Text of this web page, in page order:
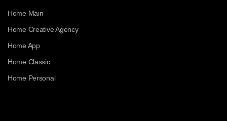
Home Main
Home Creative Agency
Home App
Home Classic
Home Personal